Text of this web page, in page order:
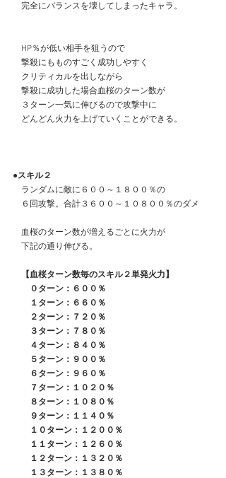
完全にバランスを壊してしまったキャラ。
HP％が低い相手を狙うので
撃殺にもものすごく成功しやすく
クリティカルを出しながら
撃殺に成功した場合血桜のターン数が
３ターン一気に伸びるので攻撃中に
どんどん火力を上げていくことができる。
●スキル２
ランダムに敵に６００～１８００％の
６回攻撃。合計３６００～１０８００％のダメ
血桜のターン数が増えるごとに火力が
下記の通り伸びる。
【血桜ターン数毎のスキル２単発火力】
０ターン：６００％
１ターン：６６０％
２ターン：７２０％
３ターン：７８０％
４ターン：８４０％
５ターン：９００％
６ターン：９６０％
７ターン：１０２０％
８ターン：１０８０％
９ターン：１１４０％
１０ターン：１２００％
１１ターン：１２６０％
１２ターン：１３２０％
１３ターン：１３８０％